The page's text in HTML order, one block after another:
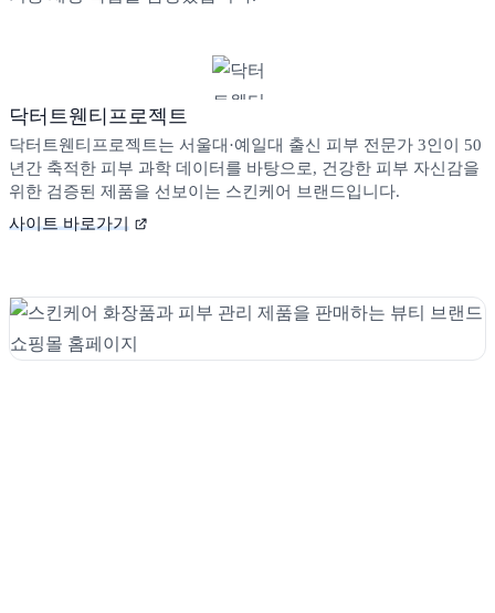
닥터트웬티프로젝트
닥터트웬티프로젝트는 서울대·예일대 출신 피부 전문가 3인이 50
년간 축적한 피부 과학 데이터를 바탕으로, 건강한 피부 자신감을
위한 검증된 제품을 선보이는 스킨케어 브랜드입니다.
사이트 바로가기